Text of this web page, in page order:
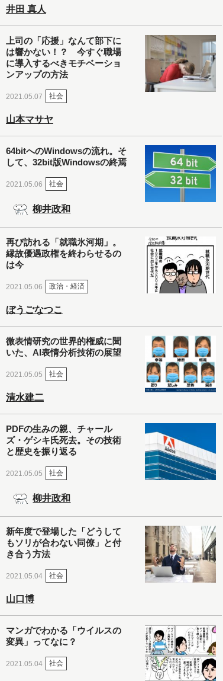
井田 真人
上司の「応援」なんて部下に
は響かない！？ 今すぐ職場
に導入するべきモチベーショ
ンアップの方法
2021.05.07 社会
山本マサヤ
64bitへのWindowsの流れ。そ
して、32bit版Windowsの終焉
2021.05.06 社会
柳井政和
再び訪れる「就職氷河期」。
縁故優遇政権を終わらせるの
は今
2021.05.06 政治・経済
ぼうごなつこ
微表情研究の世界的権威に聞
いた、AI表情分析技術の展望
2021.05.05 社会
清水建二
PDFの生みの親、チャール
ズ・ゲシキ氏死去。その技術
と歴史を振り返る
2021.05.05 社会
柳井政和
新年度で登場した「どうして
もソリが合わない同僚」と付
き合う方法
2021.05.04 社会
山口博
マンガでわかる「ウイルスの
変異」ってなに？
2021.05.04 社会